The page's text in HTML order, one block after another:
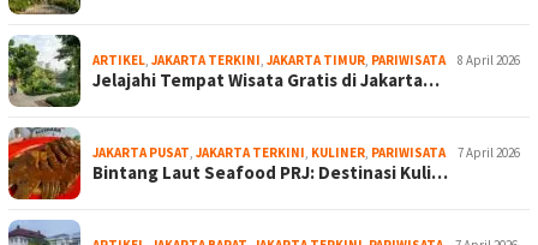
ARTIKEL, JAKARTA TERKINI, JAKARTA TIMUR, PARIWISATA 8 April 2026
Jelajahi Tempat Wisata Gratis di Jakarta…
JAKARTA PUSAT, JAKARTA TERKINI, KULINER, PARIWISATA 7 April 2026
Bintang Laut Seafood PRJ: Destinasi Kuli…